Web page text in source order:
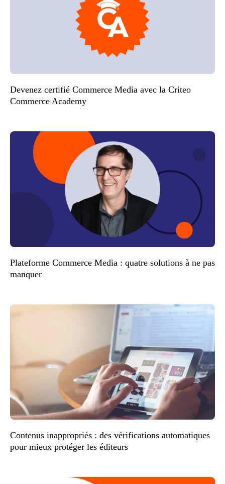
Devenez certifié Commerce Media avec la Criteo
Commerce Academy
Plateforme Commerce Media : quatre solutions à ne pas
manquer
Contenus inappropriés : des vérifications automatiques
pour mieux protéger les éditeurs